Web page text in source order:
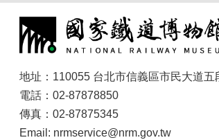
地址：110055 台北市信義區市民大道五
電話：02-87878850
傳真：02-87875345
Email: nrmservice@nrm.gov.tw